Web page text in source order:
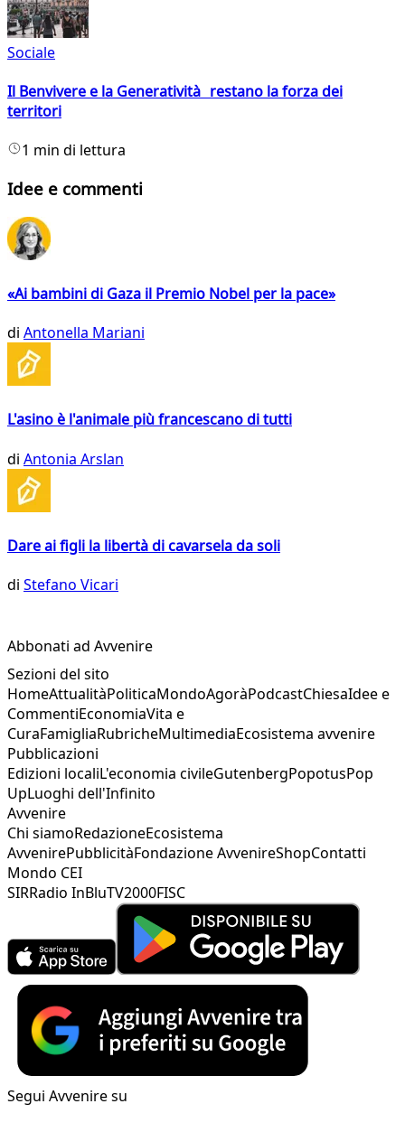
Sociale
Il Benvivere e la Generatività restano la forza dei
territori
1 min di lettura
Idee e commenti
«Ai bambini di Gaza il Premio Nobel per la pace»
di Antonella Mariani
L'asino è l'animale più francescano di tutti
di Antonia Arslan
Dare ai figli la libertà di cavarsela da soli
di Stefano Vicari
Abbonati ad Avvenire
Sezioni del sito
HomeAttualitàPoliticaMondoAgoràPodcastChiesaIdee e
CommentiEconomiaVita e
CuraFamigliaRubricheMultimediaEcosistema avvenire
Pubblicazioni
Edizioni localiL'economia civileGutenbergPopotusPop
UpLuoghi dell'Infinito
Avvenire
Chi siamoRedazioneEcosistema
AvvenirePubblicitàFondazione AvvenireShopContatti
Mondo CEI
SIRRadio InBluTV2000FISC
Segui Avvenire su